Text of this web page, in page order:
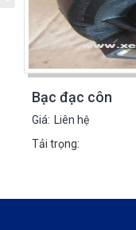
Bạc đạc côn
Giá: Liên hệ
Tải trọng: